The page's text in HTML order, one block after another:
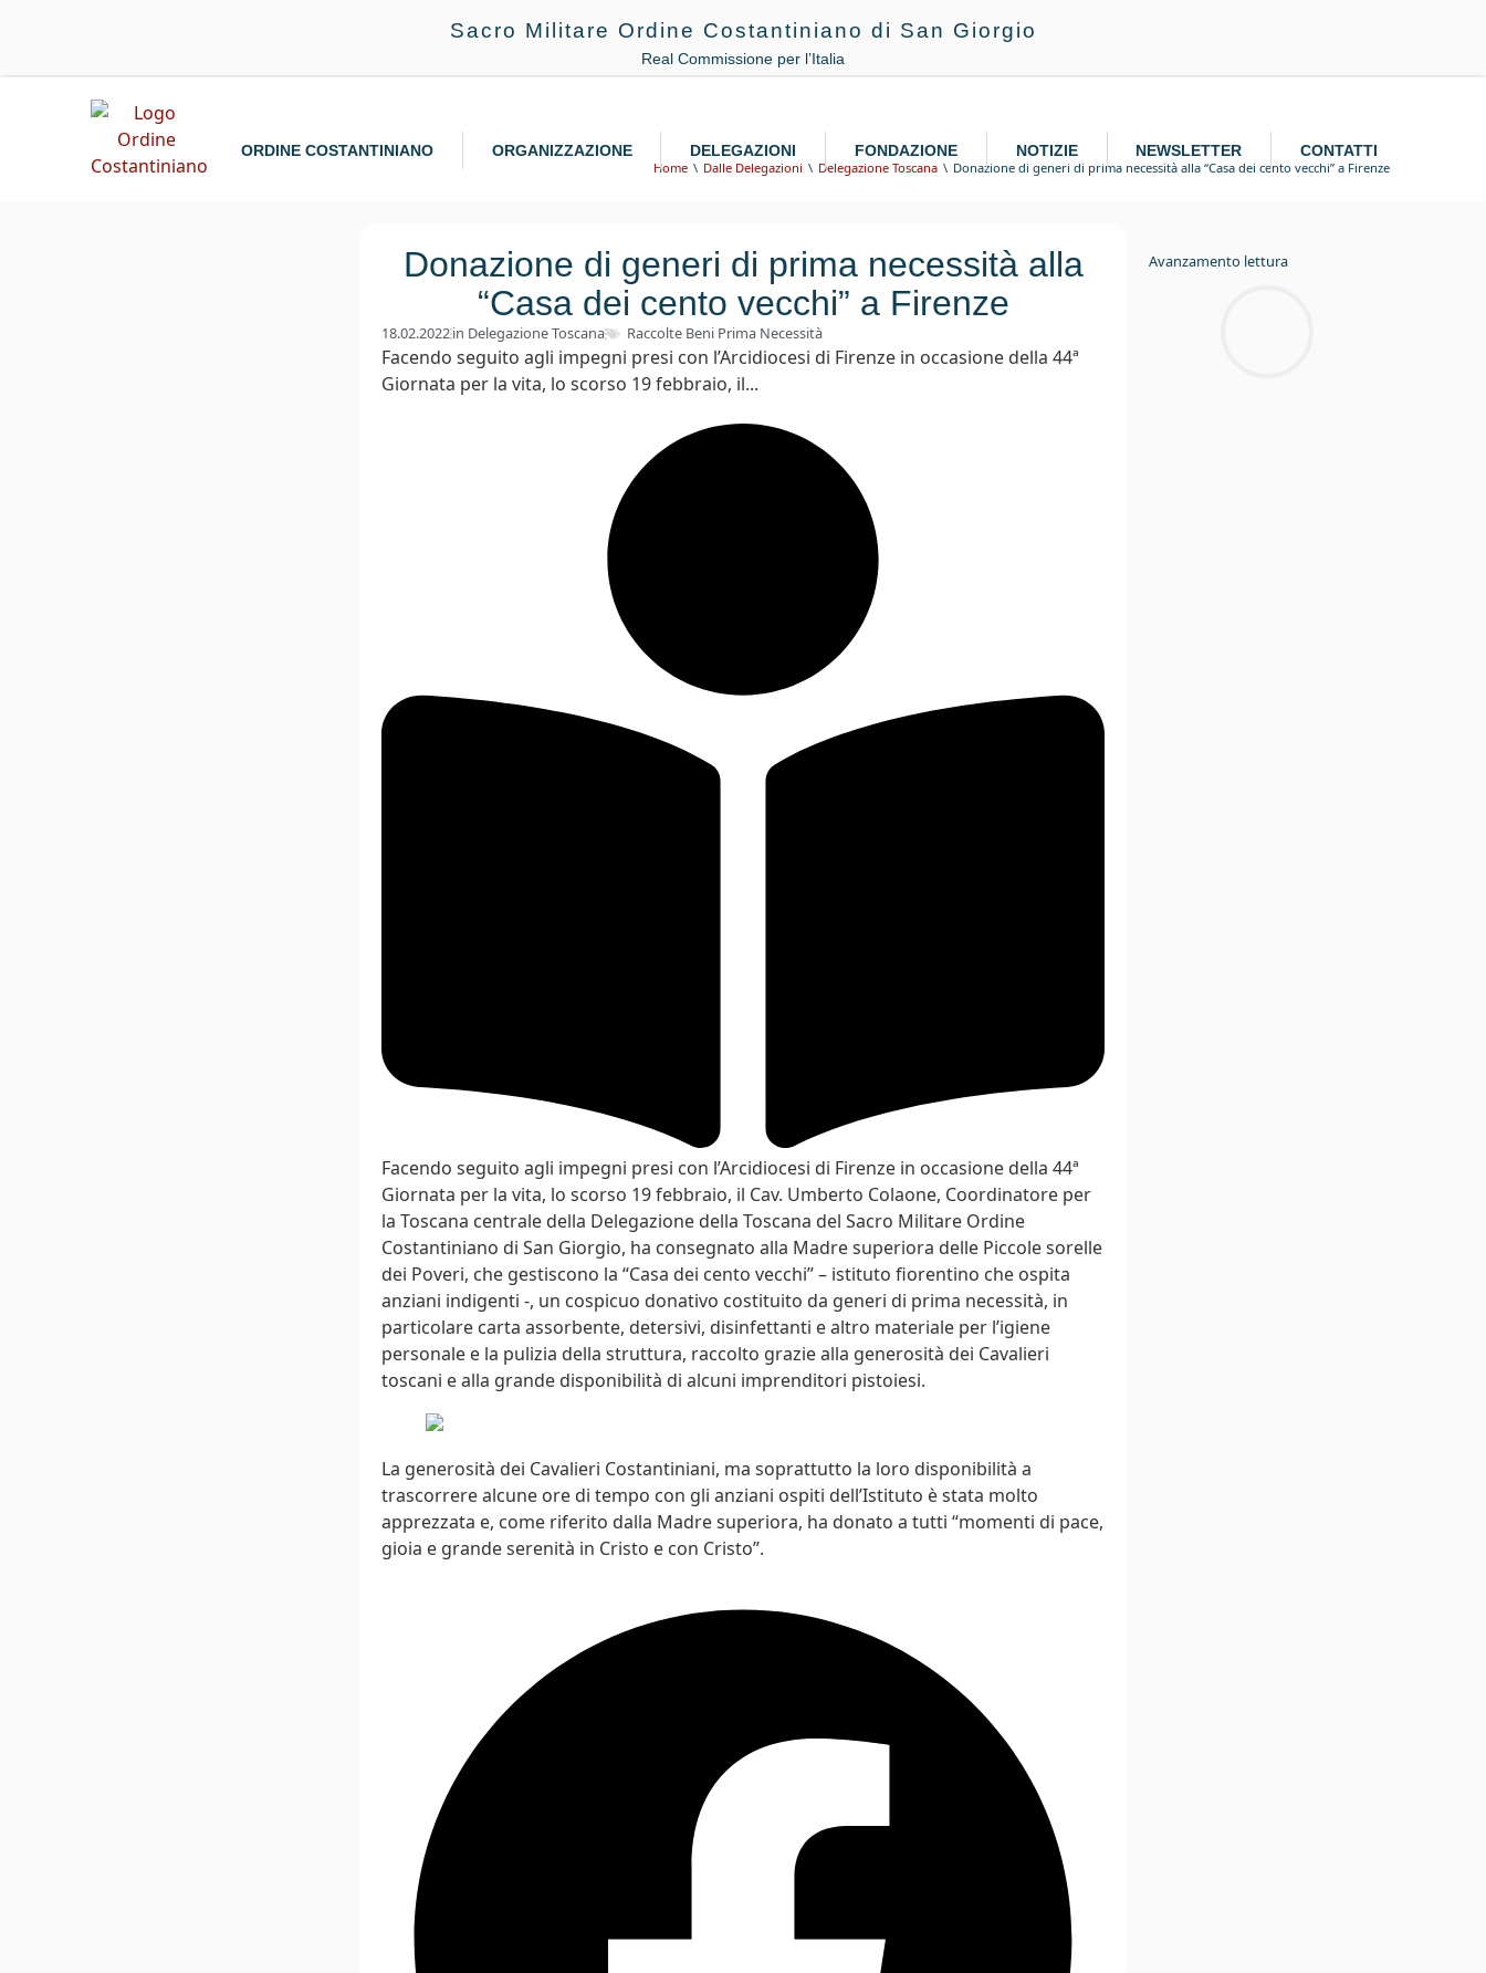
Sacro Militare Ordine Costantiniano di San Giorgio
Real Commissione per l’Italia
ORDINE COSTANTINIANO ORGANIZZAZIONE DELEGAZIONI FONDAZIONE NOTIZIE NEWSLETTER CONTATTI
Home Dalle Delegazioni Delegazione Toscana Donazione di generi di prima necessità alla “Casa dei cento vecchi” a Firenze
Donazione di generi di prima necessità alla
“Casa dei cento vecchi” a Firenze
18.02.2022in Delegazione Toscana Raccolte Beni Prima Necessità
Facendo seguito agli impegni presi con l’Arcidiocesi di Firenze in occasione della 44ª
Giornata per la vita, lo scorso 19 febbraio, il...
Facendo seguito agli impegni presi con l’Arcidiocesi di Firenze in occasione della 44ª
Giornata per la vita, lo scorso 19 febbraio, il Cav. Umberto Colaone, Coordinatore per
la Toscana centrale della Delegazione della Toscana del Sacro Militare Ordine
Costantiniano di San Giorgio, ha consegnato alla Madre superiora delle Piccole sorelle
dei Poveri, che gestiscono la “Casa dei cento vecchi” – istituto fiorentino che ospita
anziani indigenti -, un cospicuo donativo costituito da generi di prima necessità, in
particolare carta assorbente, detersivi, disinfettanti e altro materiale per l’igiene
personale e la pulizia della struttura, raccolto grazie alla generosità dei Cavalieri
toscani e alla grande disponibilità di alcuni imprenditori pistoiesi.
La generosità dei Cavalieri Costantiniani, ma soprattutto la loro disponibilità a
trascorrere alcune ore di tempo con gli anziani ospiti dell’Istituto è stata molto
apprezzata e, come riferito dalla Madre superiora, ha donato a tutti “momenti di pace,
gioia e grande serenità in Cristo e con Cristo”.
Avanzamento lettura